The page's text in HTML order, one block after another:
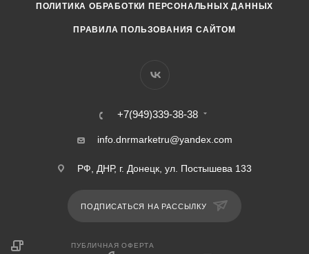
ПОЛИТИКА ОБРАБОТКИ ПЕРСОНАЛЬНЫХ ДАННЫХ
ПРАВИЛА ПОЛЬЗОВАНИЯ САЙТОМ
+7(949)339-38-38
info.dnrmarketru@yandex.com
РФ, ДНР, г. Донецк, ул. Постышева 133
ПОДПИСАТЬСЯ НА РАССЫЛКУ
ПУБЛИЧНАЯ ОФЕРТА